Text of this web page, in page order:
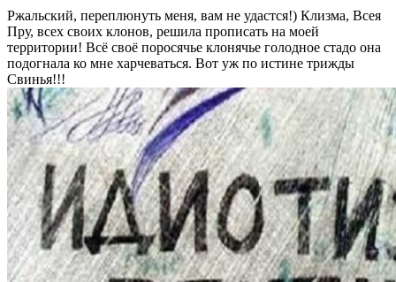
Ржальский, переплюнуть меня, вам не удастся!) Клизма, Всея
Пру, всех своих клонов, решила прописать на моей
территории! Всё своё поросячье клонячье голодное стадо она
подогнала ко мне харчеваться. Вот уж по истине трижды
Свинья!!!